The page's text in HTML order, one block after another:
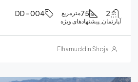
75مترمربع DD - 004
پیشنهادهای ویژه
Elhamuddin